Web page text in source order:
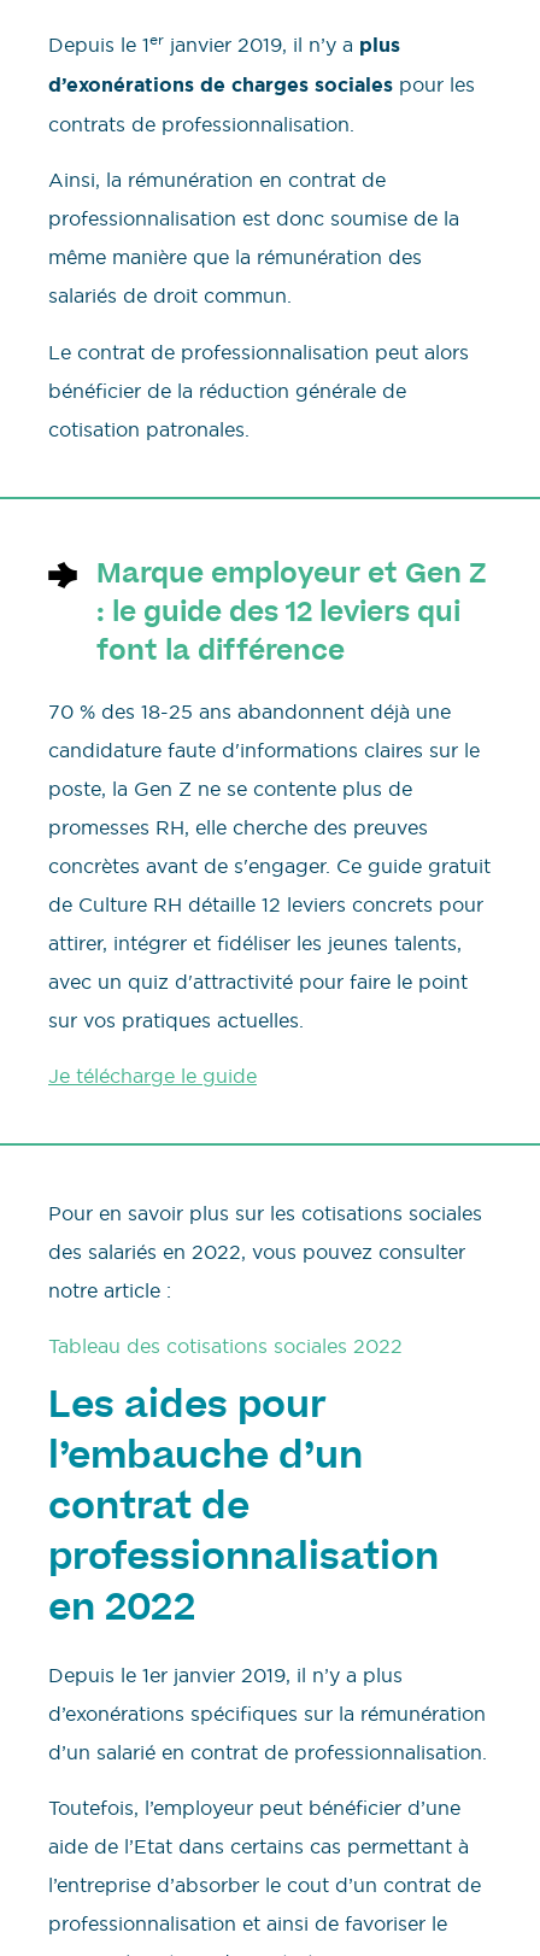
Depuis le 1er janvier 2019, il n’y a plus
d’exonérations de charges sociales pour les
contrats de professionnalisation.
Ainsi, la rémunération en contrat de
professionnalisation est donc soumise de la
même manière que la rémunération des
salariés de droit commun.
Le contrat de professionnalisation peut alors
bénéficier de la réduction générale de
cotisation patronales.
Marque employeur et Gen Z
: le guide des 12 leviers qui
font la différence
70 % des 18-25 ans abandonnent déjà une
candidature faute d'informations claires sur le
poste, la Gen Z ne se contente plus de
promesses RH, elle cherche des preuves
concrètes avant de s'engager. Ce guide gratuit
de Culture RH détaille 12 leviers concrets pour
attirer, intégrer et fidéliser les jeunes talents,
avec un quiz d'attractivité pour faire le point
sur vos pratiques actuelles.
Je télécharge le guide
Pour en savoir plus sur les cotisations sociales
des salariés en 2022, vous pouvez consulter
notre article :
Tableau des cotisations sociales 2022
Les aides pour
l’embauche d’un
contrat de
professionnalisation
en 2022
Depuis le 1er janvier 2019, il n’y a plus
d’exonérations spécifiques sur la rémunération
d’un salarié en contrat de professionnalisation.
Toutefois, l’employeur peut bénéficier d’une
aide de l’Etat dans certains cas permettant à
l’entreprise d’absorber le cout d’un contrat de
professionnalisation et ainsi de favoriser le